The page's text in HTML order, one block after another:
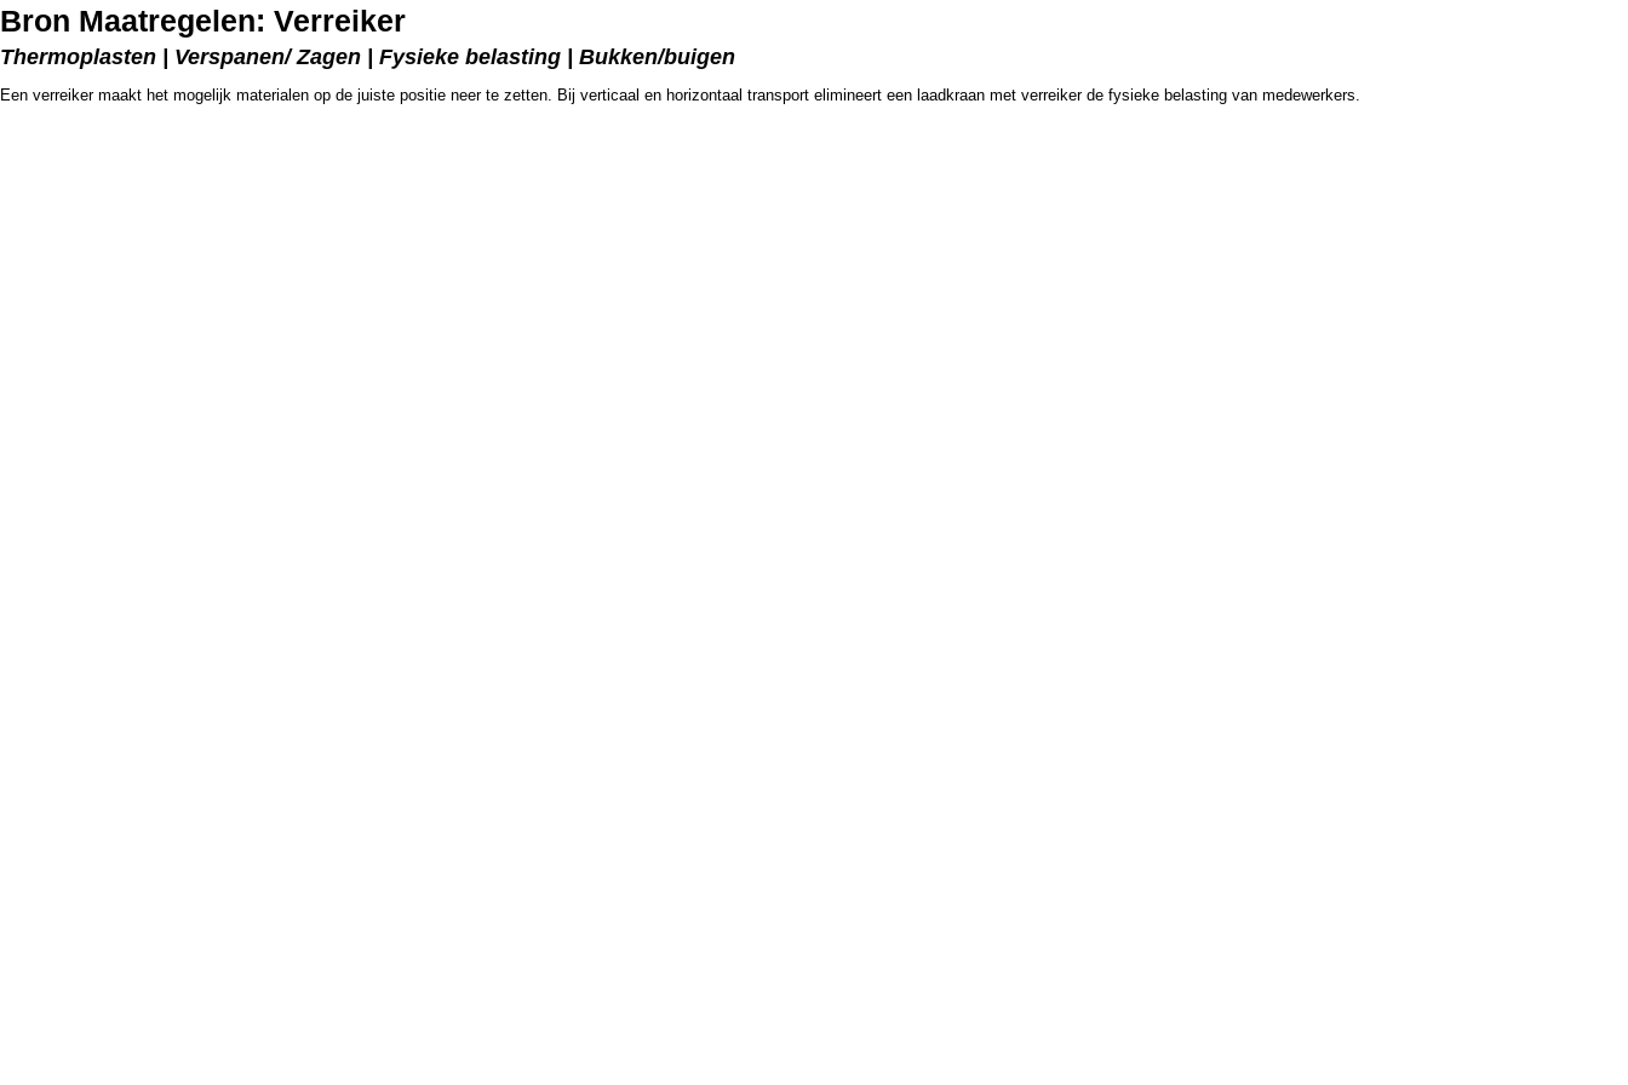
Bron Maatregelen: Verreiker
Thermoplasten | Verspanen/ Zagen | Fysieke belasting | Bukken/buigen
Een verreiker maakt het mogelijk materialen op de juiste positie neer te zetten. Bij verticaal en horizontaal transport elimineert een laadkraan met verreiker de fysieke belasting van medewerkers.